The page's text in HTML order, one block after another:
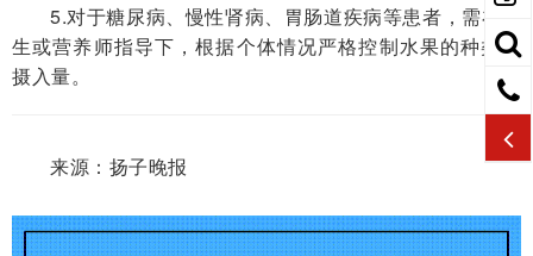
5.对于糖尿病、慢性肾病、胃肠道疾病等患者，需在医
生或营养师指导下，根据个体情况严格控制水果的种类与
摄入量。
来源：扬子晚报